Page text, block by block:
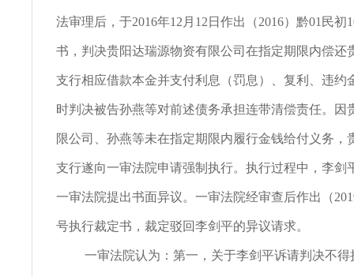
法审理后，于2016年12月12日作出（2016）黔01民初
书，判决贵阳达瑞源物资有限公司在指定期限内偿还
支行相应借款本金并支付利息（罚息）、复利、违约
时判决被告孙燕等对前述债务承担连带清偿责任。因
限公司、孙燕等未在指定期限内履行金钱给付义务，
支行遂向一审法院申请强制执行。执行过程中，李剑
一审法院提出书面异议。一审法院经审查后作出（
号执行裁定书，裁定驳回李剑平的异议请求。
一审法院认为：第一，关于李剑平诉请判决不